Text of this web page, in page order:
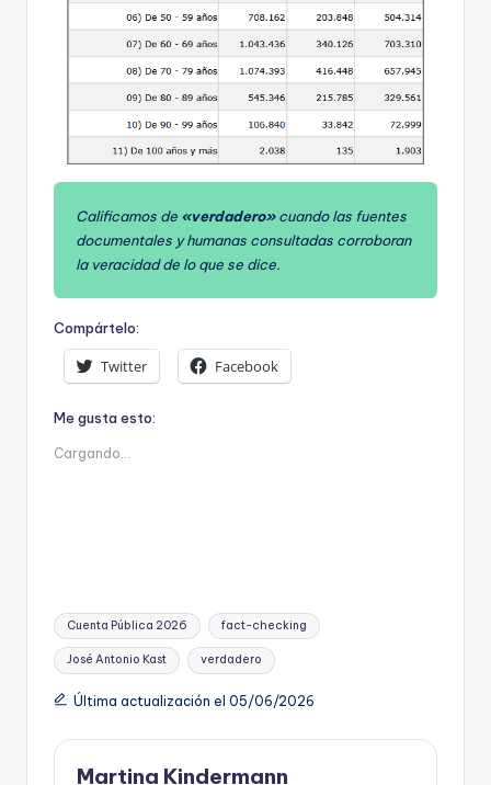
Calificamos de «verdadero»cuando las fuentes
documentales y humanas consultadas corroboran
la veracidad de lo que se dice.
Compártelo:
Twitter Facebook
Me gusta esto:
Cargando...
Etiquetas:
Cuenta Pública 2026 fact-checking
José Antonio Kast verdadero
Última actualización el 05/06/2026
Martina Kindermann